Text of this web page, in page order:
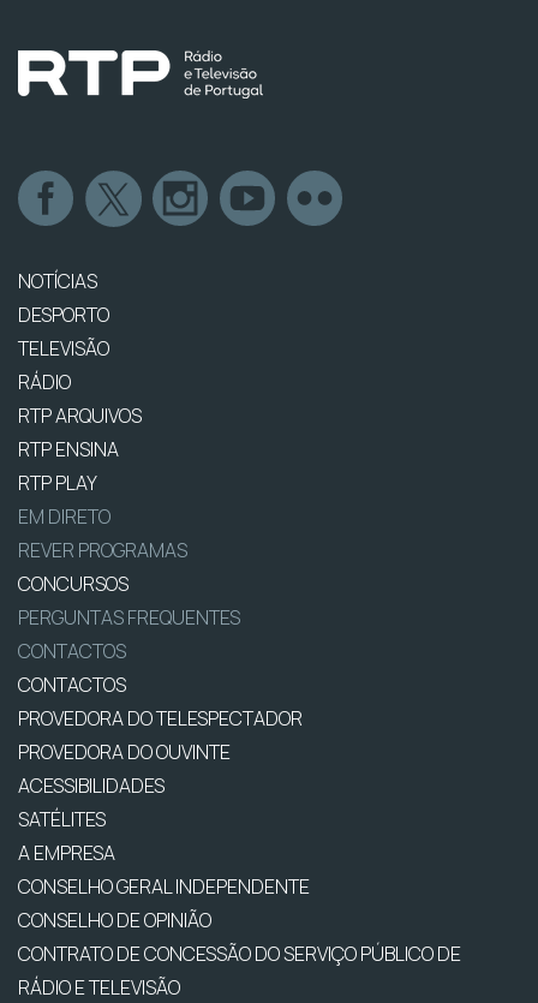
NOTÍCIAS
DESPORTO
TELEVISÃO
RÁDIO
RTP ARQUIVOS
RTP ENSINA
RTP PLAY
EM DIRETO
REVER PROGRAMAS
CONCURSOS
PERGUNTAS FREQUENTES
CONTACTOS
CONTACTOS
PROVEDORA DO TELESPECTADOR
PROVEDORA DO OUVINTE
ACESSIBILIDADES
SATÉLITES
A EMPRESA
CONSELHO GERAL INDEPENDENTE
CONSELHO DE OPINIÃO
CONTRATO DE CONCESSÃO DO SERVIÇO PÚBLICO DE
RÁDIO E TELEVISÃO